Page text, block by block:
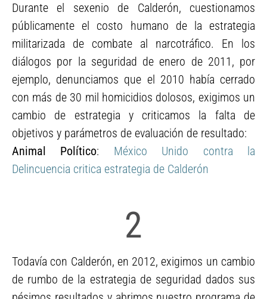
Durante el sexenio de Calderón, cuestionamos
públicamente el costo humano de la estrategia
militarizada de combate al narcotráfico. En los
diálogos por la seguridad de enero de 2011, por
ejemplo, denunciamos que el 2010 había cerrado
con más de 30 mil homicidios dolosos, exigimos un
cambio de estrategia y criticamos la falta de
objetivos y parámetros de evaluación de resultado:
Animal Político: México Unido contra la
Delincuencia critica estrategia de Calderón
2
Todavía con Calderón, en 2012, exigimos un cambio
de rumbo de la estrategia de seguridad dados sus